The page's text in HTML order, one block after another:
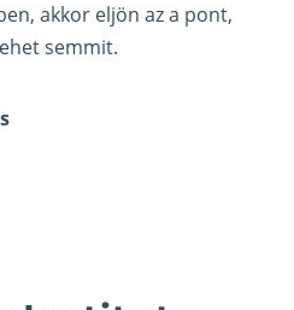
akkor eljön az a pont,
semmit.